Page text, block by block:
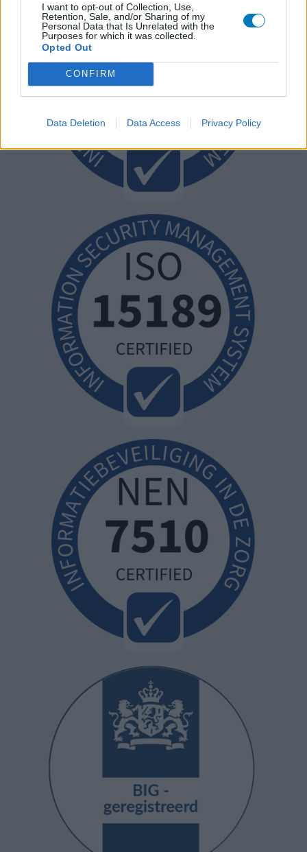
I want to opt-out of Collection, Use,
Retention, Sale, and/or Sharing of my
Personal Data that Is Unrelated with the
Purposes for which it was collected.
Opted Out
CONFIRM
Data Deletion Data Access Privacy Policy